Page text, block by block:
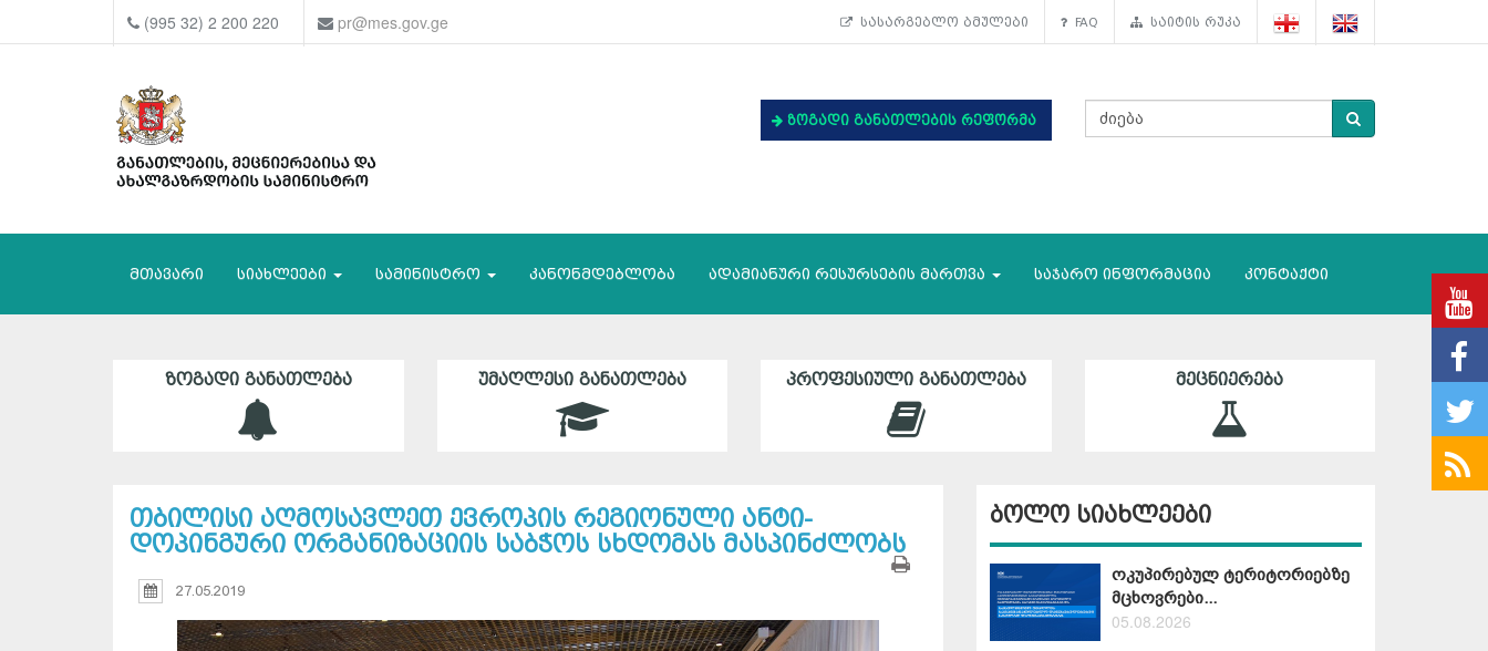
(995 32) 2 200 220 pr@mes.gov.ge სასარგებლო ბმულები FAQ საიტის რუკა
ზოგადი განათლების რეფორმა
მთავარი სიახლეები სამინისტრო კანონმდებლობა ადამიანური რესურსების მართვა საჯარო ინფორმაცია კონტაქტი
ᲖᲝᲒᲐᲓᲘ ᲒᲐᲜᲐᲗᲚᲔᲑᲐ ᲣᲛᲐᲦᲚᲔᲡᲘ ᲒᲐᲜᲐᲗᲚᲔᲑᲐ ᲞᲠᲝᲤᲔᲡᲘᲣᲚᲘ ᲒᲐᲜᲐᲗᲚᲔᲑᲐ ᲛᲔᲪᲜᲘᲔᲠᲔᲑᲐ
თბილისი აღმოსავლეთ ევროპის რეგიონული ანტი-
დოპინგური ორგანიზაციის საბჭოს სხდომას მასპინძლობს
27.05.2019
ბოლო სიახლეები
ოკუპირებულ ტერიტორიებზე
მცხოვრები...
05.08.2026